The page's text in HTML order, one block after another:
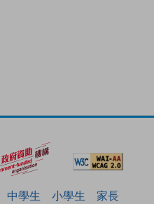
中學生 小學生
家長